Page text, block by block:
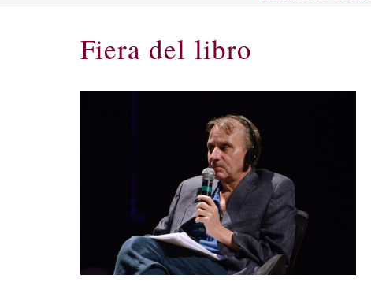
Fiera del libro